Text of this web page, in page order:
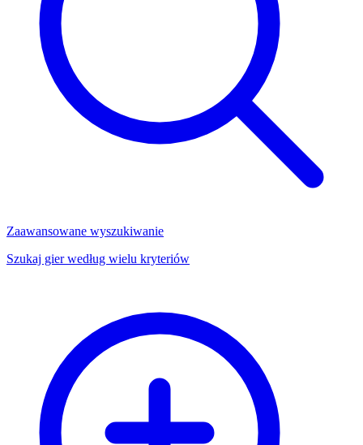
Zaawansowane wyszukiwanie
Szukaj gier według wielu kryteriów